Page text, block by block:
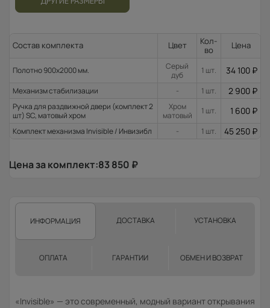
Состав комплекта Цвет
Кол-
во
Цена
Полотно 900x2000 мм.
Серый
дуб
1 шт. 34 100 ₽
Механизм стабилизации - 1 шт. 2 900 ₽
Ручка для раздвижной двери (комплект 2
шт) SC, матовый хром
Хром
матовый
1 шт. 1 600 ₽
Комплект механизма Invisible / Инвизибл - 1 шт. 45 250 ₽
Цена за комплект:83 850 ₽
ИНФОРМАЦИЯ ДОСТАВКА УСТАНОВКА
ОПЛАТА ГАРАНТИИ ОБМЕН И ВОЗВРАТ
«Invisible» — это современный, модный вариант открывания